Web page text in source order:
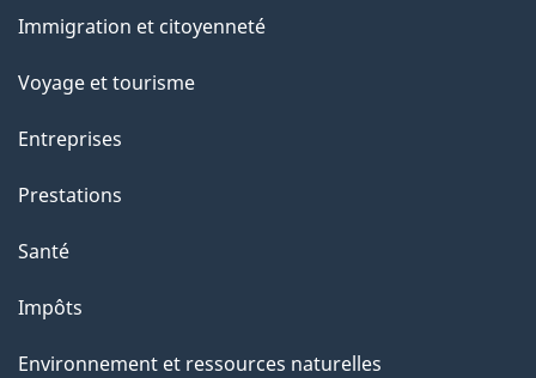
sujets
Immigration et citoyenneté
Voyage et tourisme
Entreprises
Prestations
Santé
Impôts
Environnement et ressources naturelles